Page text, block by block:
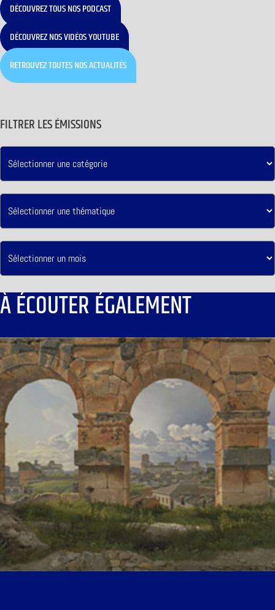
DÉCOUVREZ TOUS NOS PODCAST
DÉCOUVREZ NOS VIDÉOS YOUTUBE
RETROUVEZ TOUTES NOS ACTUALITÉS
FILTRER LES ÉMISSIONS
À ÉCOUTER ÉGALEMENT